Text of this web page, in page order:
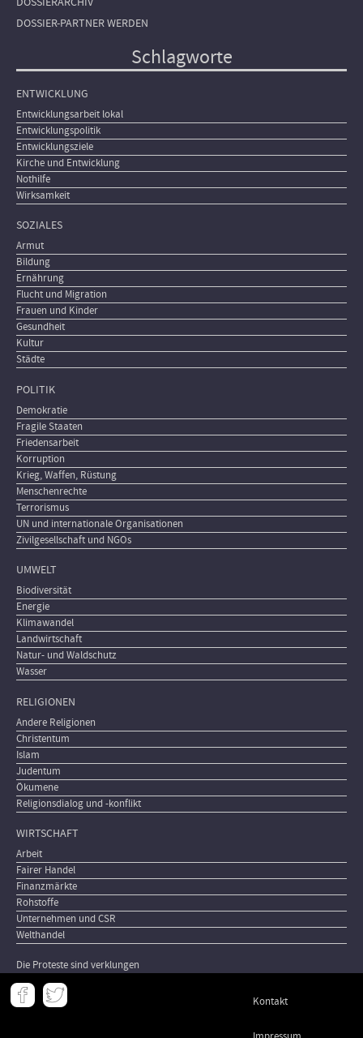
DOSSIER-PARTNER WERDEN
Schlagworte
ENTWICKLUNG
Entwicklungsarbeit lokal
Entwicklungspolitik
Entwicklungsziele
Kirche und Entwicklung
Nothilfe
Wirksamkeit
SOZIALES
Armut
Bildung
Ernährung
Flucht und Migration
Frauen und Kinder
Gesundheit
Kultur
Städte
POLITIK
Demokratie
Fragile Staaten
Friedensarbeit
Korruption
Krieg, Waffen, Rüstung
Menschenrechte
Terrorismus
UN und internationale Organisationen
Zivilgesellschaft und NGOs
UMWELT
Biodiversität
Energie
Klimawandel
Landwirtschaft
Natur- und Waldschutz
Wasser
RELIGIONEN
Andere Religionen
Christentum
Islam
Judentum
Ökumene
Religionsdialog und -konflikt
WIRTSCHAFT
Arbeit
Fairer Handel
Finanzmärkte
Rohstoffe
Unternehmen und CSR
Welthandel
Die Proteste sind verklungen
Meta
- Kontakt